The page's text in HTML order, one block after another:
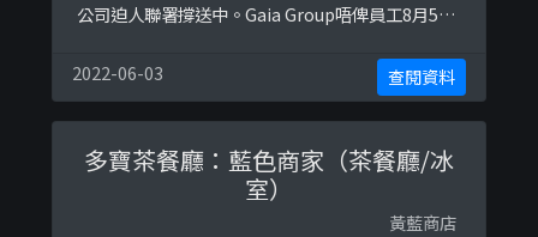
公司迫人聯署撐送中。Gaia Group唔俾員工8月5請
證明發生過此事資料來源：
https://lihkg.com/thread/1406273/page/1
2022-06-03 查閱資料
多寶茶餐廳：藍色商家（茶餐廳/冰
室）
黃藍商店